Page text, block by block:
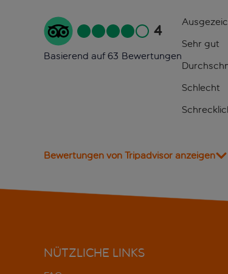
4
Basierend auf 63 Bewertungen
Sehr gut
Schlecht
Bewertungen von Tripadvisor anzeigen
NÜTZLICHE LINKS